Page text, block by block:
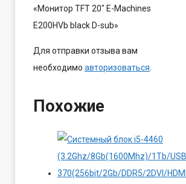
«Монитор TFT 20″ E-Machines
E200HVb black D-sub»
Для отправки отзыва вам
необходимо авторизоваться
Похожие